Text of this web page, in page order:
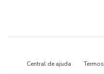
Central de ajuda Termos